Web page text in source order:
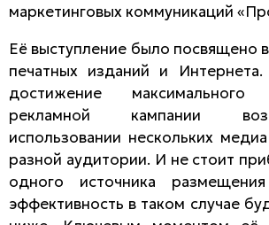
маркетинговых коммуникаций
Её выступление было посвящено
печатных изданий и
достижение
рекламной кампании
использовании нескольких
разной аудитории. И не стоит
одного источника
эффективность в таком случае